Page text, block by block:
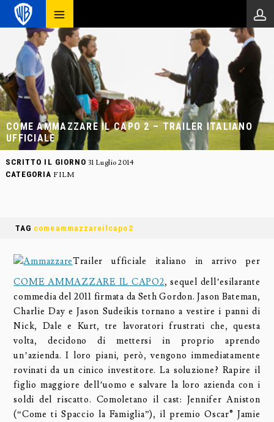
COME AMMAZZARE IL CAPO 2 – TRAILER ITALIANO
UFFICIALE
SCRITTO IL GIORNO 31 Luglio 2014
CATEGORIA FILM
TAG comeammazzareilcapo2
Trailer ufficiale italiano in arrivo per
COME AMMAZZARE IL CAPO2, sequel dell’esilarante
commedia del 2011 firmata da Seth Gordon. Jason Bateman,
Charlie Day e Jason Sudeikis tornano a vestire i panni di
Nick, Dale e Kurt, tre lavoratori frustrati che, questa
volta, decidono di mettersi in proprio aprendo
un’azienda. I loro piani, però, vengono immediatamente
rovinati da un cinico investitore. La soluzione? Rapire il
figlio maggiore dell’uomo e salvare la loro azienda con i
soldi del riscatto. Comoletano il cast: Jennifer Aniston
(“Come ti Spaccio la Famiglia”), il premio Oscar® Jamie